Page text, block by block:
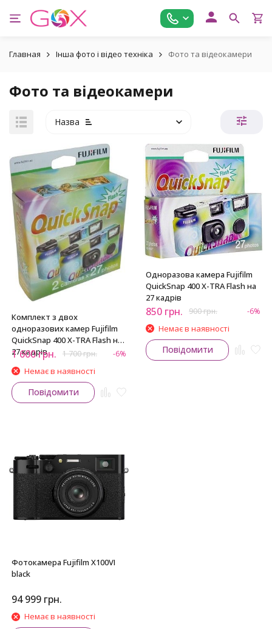
Главная Інша фото і відео техніка Фото та відеокамери
Фото та відеокамери
Назва
Комплект з двох
одноразових камер Fujifilm
QuickSnap 400 X-TRA Flash на
27 кадрів
1 600грн. 1 700грн. -6%
Немає в наявності
Повідомити
Одноразова камера Fujifilm
QuickSnap 400 X-TRA Flash на
27 кадрів
850 грн. 900грн. -6%
Немає в наявності
Повідомити
Фотокамера Fujifilm X100VI
black
94 999 грн.
Немає в наявності